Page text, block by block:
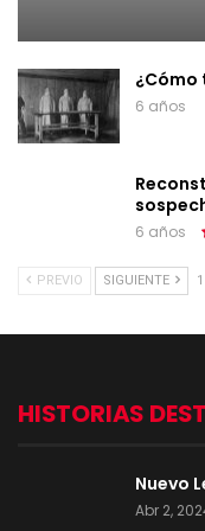
¿Cómo
6 años
6 años
PREVIO SIGUIENTE
HISTORIAS
Nuevo
Abr 2,